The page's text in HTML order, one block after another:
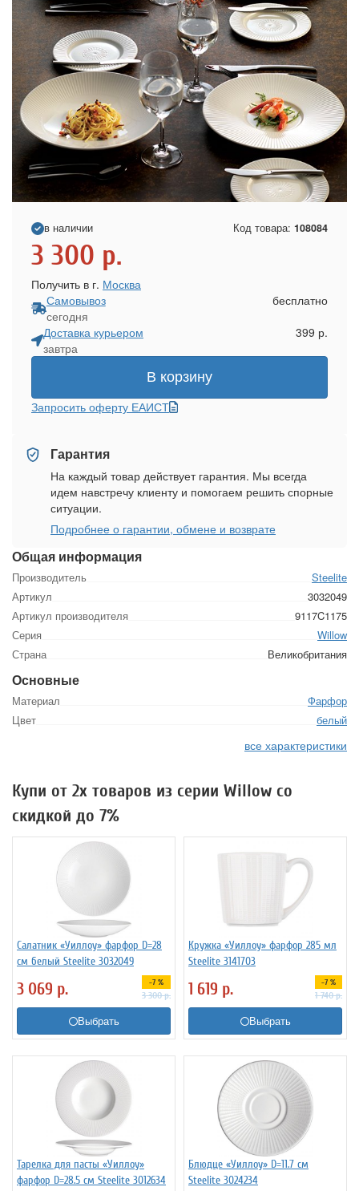
Общая информация
Производитель
Steelite
Артикул
3032049
Артикул производителя
9117C1175
Серия
Willow
Страна
Великобритания
Основные
Материал
Фарфор
Цвет
белый
все характеристики
в наличии Код товара: 108084
3 300 р.
Получить в г. Москва
Самовывоз
сегодня
бесплатно
Доставка курьером
завтра
399 р.
В корзину
Запросить оферту ЕАИСТ
Гарантия
На каждый товар действует гарантия. Мы всегда
идем навстречу клиенту и помогаем решить спорные
ситуации.
Подробнее о гарантии, обмене и возврате
Купи от 2х товаров из серии Willow со
скидкой до 7%
Салатник «Уиллоу» фарфор D=28
см белый Steelite 3032049
3 069 р. -7 %
3 300р.
Выбрать
Кружка «Уиллоу» фарфор 285 мл
Steelite 3141703
1 619 р. -7 %
1 740р.
Выбрать
Тарелка для пасты «Уиллоу»
фарфор D=28.5 см Steelite 3012634
Блюдце «Уиллоу» D=11.7 см
Steelite 3024234